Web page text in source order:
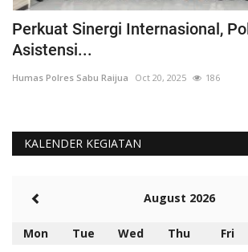
Perkuat Sinergi Internasional,
Asistensi...
Humas Polres Sabu Raijua Oct 20, 2025 186
KALENDER KEGIATAN
August 2026
Mon Tue Wed Thu Fri